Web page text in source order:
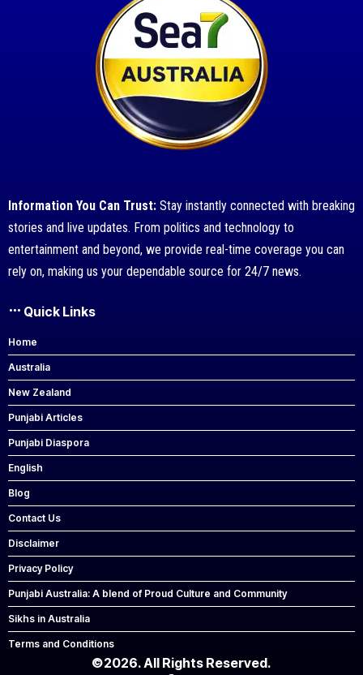
Information You Can Trust: Stay instantly connected with breaking
stories and live updates. From politics and technology to
entertainment and beyond, we provide real-time coverage you can
rely on, making us your dependable source for 24/7 news.
Quick Links
Home
Australia
New Zealand
Punjabi Articles
Punjabi Diaspora
English
Blog
Contact Us
Disclaimer
Privacy Policy
Punjabi Australia: A blend of Proud Culture and Community
Sikhs in Australia
Terms and Conditions
©2026. All Rights Reserved.